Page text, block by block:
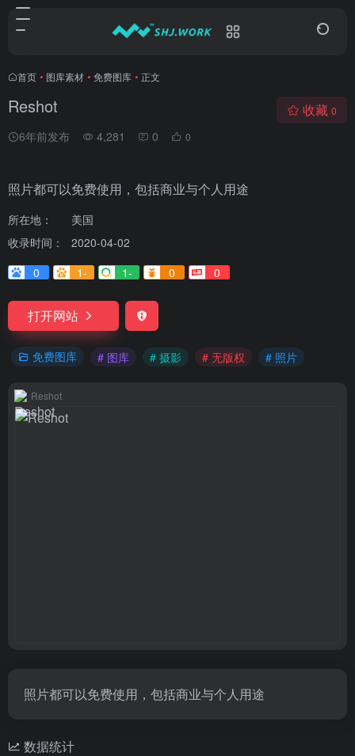
首页 • 图库素材 • 免费图库 • 正文
Reshot
6年前发布 4,281 0 0
收藏 0
照片都可以免费使用，包括商业与个人用途
所在地：
美国
收录时间：
2020-04-02
0
1- 1- 0 0
打开网站
免费图库 # 图库 # 摄影 # 无版权 # 照片
Reshot
照片都可以免费使用，包括商业与个人用途
数据统计